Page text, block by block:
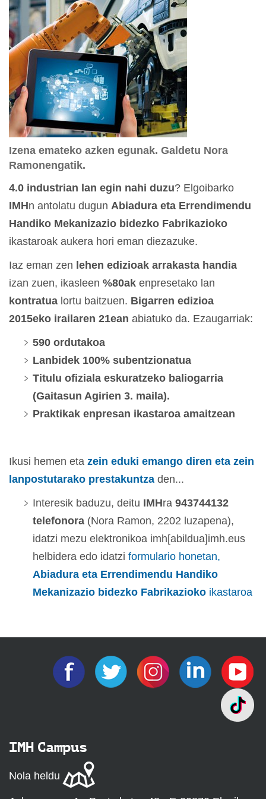
Izena emateko azken egunak. Galdetu Nora
Ramonengatik.
4.0 industrian lan egin nahi duzu? Elgoibarko
IMHn antolatu dugun Abiadura eta Errendimendu
Handiko Mekanizazio bidezko Fabrikazioko
ikastaroak aukera hori eman diezazuke.
Iaz eman zen lehen edizioak arrakasta handia
izan zuen, ikasleen %80ak enpresetako lan
kontratua lortu baitzuen. Bigarren edizioa
2015eko irailaren 21ean abiatuko da. Ezaugarriak:
590 ordutakoa
Lanbidek 100% subentzionatua
Titulu ofiziala eskuratzeko baliogarria
(Gaitasun Agirien 3. maila).
Praktikak enpresan ikastaroa amaitzean
Ikusi hemen eta zein eduki emango diren eta zein
lanpostutarako prestakuntza den...
Interesik baduzu, deitu IMHra 943744132
telefonora (Nora Ramon, 2202 luzapena),
idatzi mezu elektronikoa imh[abildua]imh.eus
helbidera edo idatzi formulario honetan,
Abiadura eta Errendimendu Handiko
Mekanizazio bidezko Fabrikazioko ikastaroa
IMH Campus
Nola heldu